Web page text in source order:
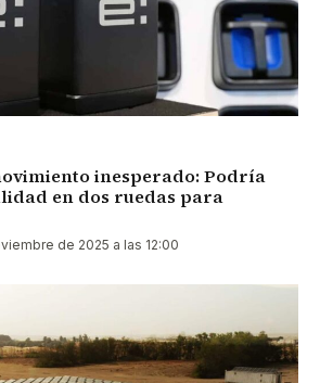
inesperado: Podría
en dos ruedas para
de 2025 a las 12:00